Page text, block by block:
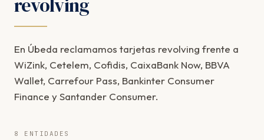
revolving
En Úbeda reclamamos tarjetas revolving frente a
WiZink, Cetelem, Cofidis, CaixaBank Now, BBVA
Wallet, Carrefour Pass, Bankinter Consumer
Finance y Santander Consumer.
8 ENTIDADES